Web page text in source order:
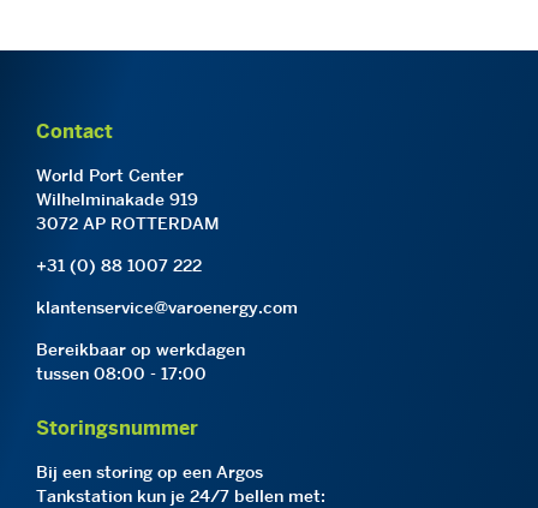
Contact
World Port Center
Wilhelminakade 919
3072 AP ROTTERDAM
+31 (0) 88 1007 222
klantenservice@varoenergy.com
Bereikbaar op werkdagen
tussen 08:00 - 17:00
Storingsnummer
Bij een storing op een Argos
Tankstation kun je 24/7 bellen met: